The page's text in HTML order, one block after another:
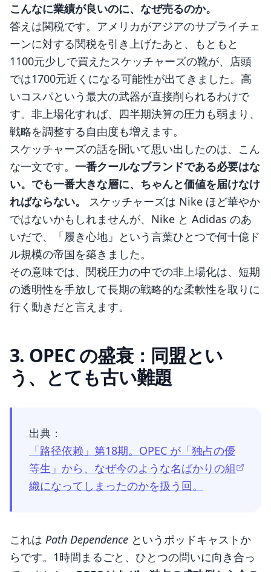
こんなに業績が良いのに、なぜ売るのか。
答えは関税です。アメリカがアジアのサプライチェ
ーンに対する関税を引き上げたあと、もともと
1100元少しで買えたスケッチャーズの靴が、店頭
では1700元近くになる可能性が出てきました。高
いコスパという最大の武器が直接削られるわけで
す。非上場化すれば、四半期決算の圧力も弱まり、
戦略を調整する自由度も増えます。
スケッチャーズの話を聞いて思い出したのは、こん
な一文です。 一番クールなブランドである必要はな
い。でも一番大きな層に、ちゃんと価値を届けなけ
ればならない。
スケッチャーズは Nike ほど華やか
ではないかもしれませんが、Nike と Adidas のあ
いだで、「履き心地」という言葉ひとつで何十億ド
ル規模の帝国を築きました。
その意味では、関税圧力の中での非上場化は、短期
の透明性を手放して長期の戦略的な柔軟性を取りに
行く動きだと言えます。
3. OPEC の盛衰：同盟とい
う、とても古い難題
出典：
「路径依赖」第18期。OPEC が「独占の優
等生」から、なぜ今のような名ばかりの組
織になってしまったのかを扱う回。
これは Path Dependence というポッドキャストか
らです。1時間まるごと、ひとつの問いに向き合っ